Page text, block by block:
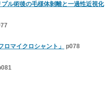
ル術後の毛様体剝離と一過性近視化
マイクロシャント」
p078